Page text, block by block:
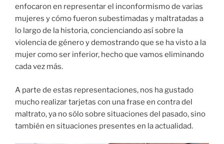
enfocaron en representar el inconformismo de varias
mujeres y cómo fueron subestimadas y maltratadas a
lo largo de la historia, concienciando así sobre la
violencia de género y demostrando que se ha visto a la
mujer como ser inferior, hecho que vamos eliminando
cada vez más.
A parte de estas representaciones, nos ha gustado
mucho realizar tarjetas con una frase en contra del
maltrato, ya no sólo sobre situaciones del pasado, sino
también en situaciones presentes en la actualidad.